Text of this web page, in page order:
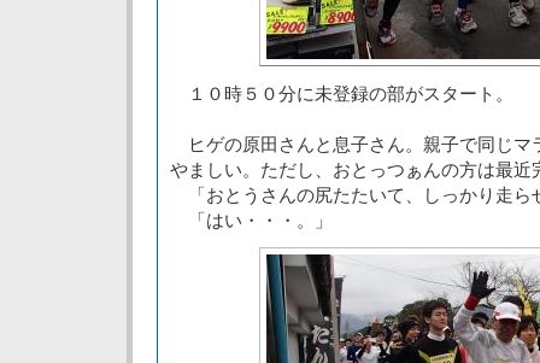
１０時５０分に未登録の部がスタート。
ヒゲの原田さんと息子さん。親子で同じマ
やましい。ただし、おとっつぁんの方は最近
「おとうさんの尻たたいて、しっかり走ら
「はい・・・。」